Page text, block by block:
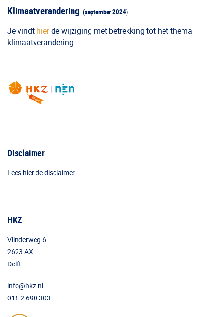
Klimaatverandering (september 2024)
Je vindt hierdewijziging met betrekking tot het thema
klimaatverandering.
Disclaimer
Lees hier de disclaimer.
HKZ
Vlinderweg 6
2623 AX
Delft
info@hkz.nl
015 2 690 303